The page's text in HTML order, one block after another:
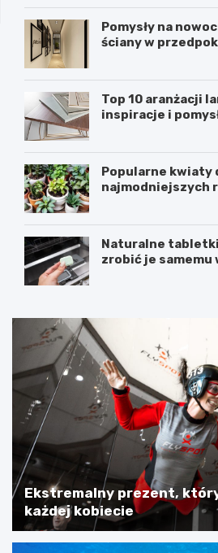
Pomysły na
ściany w
Top 10 aranżacji
inspiracje i
Popularne kwiaty
najmodniejszych
Naturalne
zrobić je samemu
Ekstremalny prezent,
każdej kobiecie